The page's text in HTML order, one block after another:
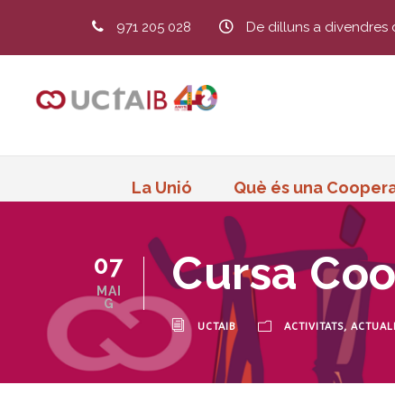
971 205 028 De dilluns a divendres
La Unió Què és una
07
MAI
G
Cursa
UCTAIB ACTIVITATS,